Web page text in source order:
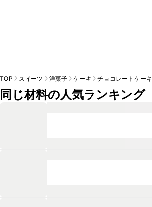
TOP スイーツ 洋菓子 ケーキ チョコレートケーキ
同じ材料の人気ランキング